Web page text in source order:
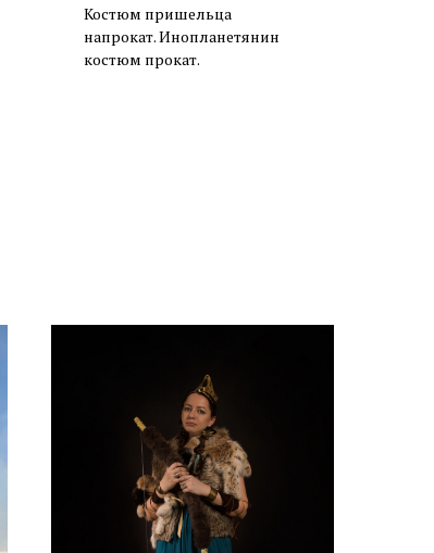
Костюм пришельца
напрокат. Инопланетянин
костюм прокат.